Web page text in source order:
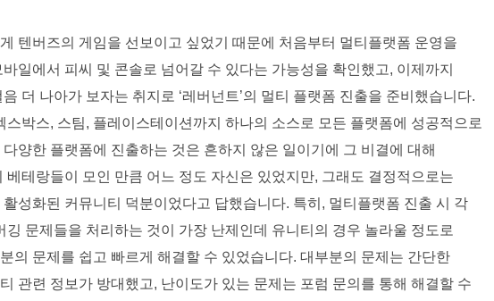
텐버즈의 게임을 선보이고 싶었기 때문에 처음부터 멀티플랫폼 운영을
일에서 피씨 및 콘솔로 넘어갈 수 있다는 가능성을 확인했고, 이제까지
더 나아가 보자는 취지로 ‘레버넌트’의 멀티 플랫폼 진출을 준비했습니다.
스박스, 스팀, 플레이스테이션까지 하나의 소스로 모든 플랫폼에 성공적으로
양한 플랫폼에 진출하는 것은 흔하지 않은 일이기에 그 비결에 대해
테랑들이 모인 만큼 어느 정도 자신은 있었지만, 그래도 결정적으로는
성화된 커뮤니티 덕분이었다고 답했습니다. 특히, 멀티플랫폼 진출 시 각
문제들을 처리하는 것이 가장 난제인데 유니티의 경우 놀라울 정도로
의 문제를 쉽고 빠르게 해결할 수 있었습니다. 대부분의 문제는 간단한
관련 정보가 방대했고, 난이도가 있는 문제는 포럼 문의를 통해 해결할 수